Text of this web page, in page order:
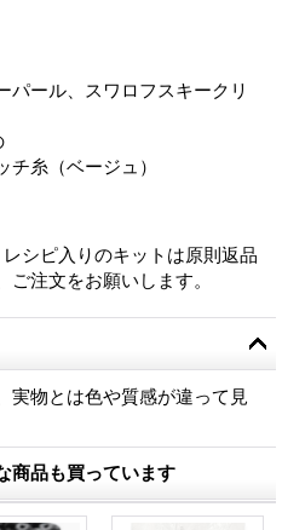
パール、スワロフスキークリ
チ糸（ベージュ）
レシピ入りのキットは原則返品
注文をお願いします。
物とは色や質感が違って見
商品も買っています